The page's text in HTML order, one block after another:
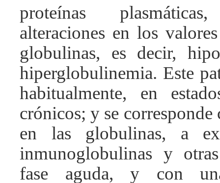
proteínas
alteraciones en los
globulinas, es decir,
hiperglobulinemia. Este
habitualmente, en
crónicos; y se corresponde
en las globulinas, a
inmunoglobulinas y
fase aguda, y con